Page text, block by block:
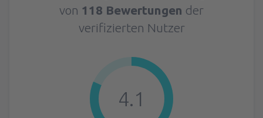
von 118 Bewertungen der
verifizierten Nutzer
4.1